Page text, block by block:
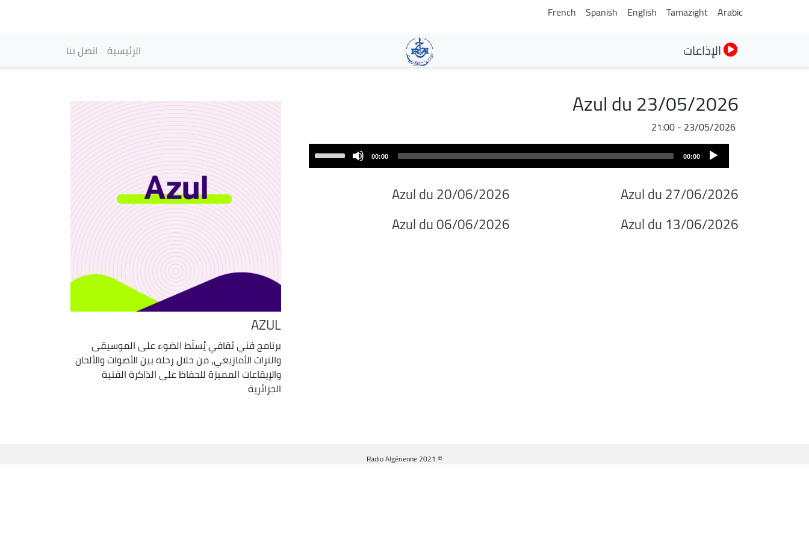
Arabic
Tamazight
English
Spanish
French
الإذاعات principale
الرئيسية اتصل بنا
Azul du 23/05/2026
23/05/2026 - 21:00
Audio
Player
00:00
00:00
Up/Down
decrease
Azul du 27/06/2026
Azul du 20/06/2026
Azul du 13/06/2026
Azul du 06/06/2026
AZUL
برنامج فني ثقافي يُسلّط الضوء على الموسيقى
والتراث الأمازيغي، من خلال رحلة بين الأصوات والألحان
والإيقاعات المميزة للحفاظ على الذاكرة الفنية
الجزائرية
© Radio Algérienne 2021